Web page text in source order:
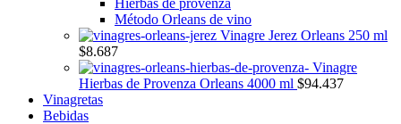
Hierbas de provenza
Método Orleans de vino
Vinagre Jerez Orleans 250 ml
$8.687
Vinagre
Hierbas de Provenza Orleans 4000 ml $94.437
Vinagretas
Bebidas